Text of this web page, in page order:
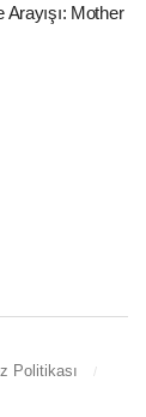
Mother
Politikası